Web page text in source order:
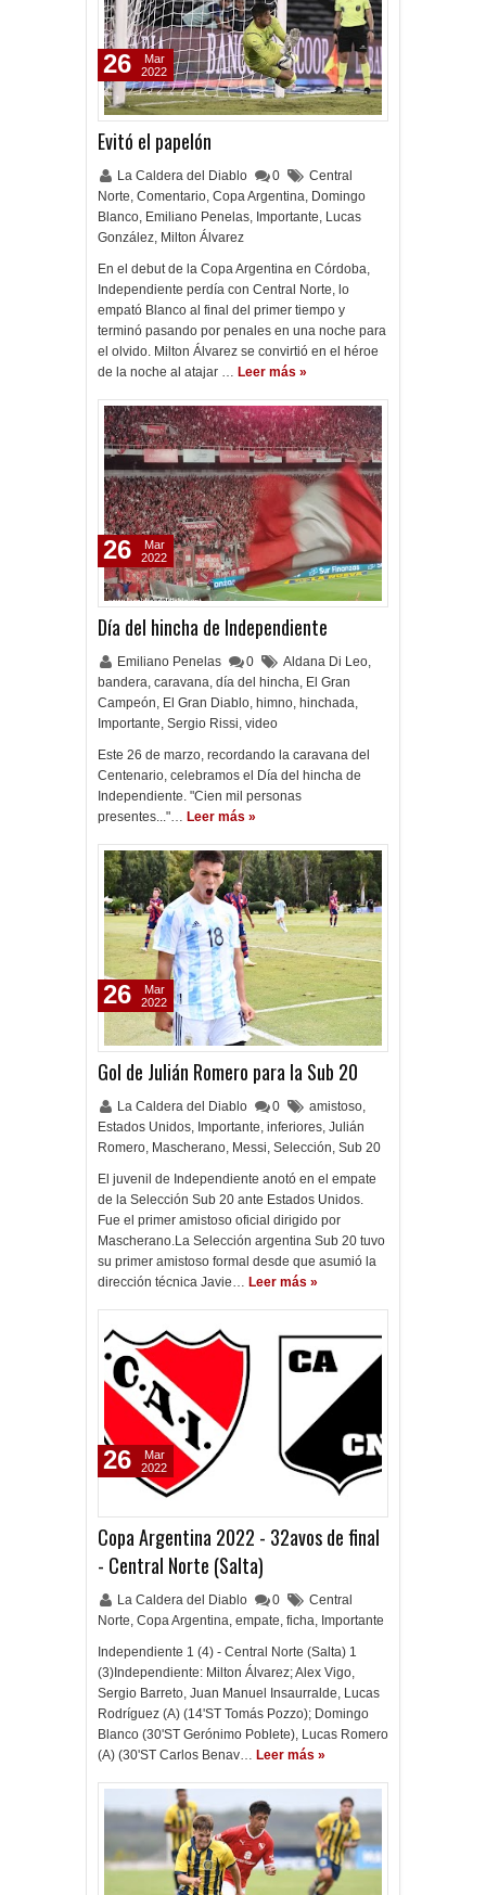
Evitó el papelón
La Caldera del Diablo 0
Central
Norte, Comentario, Copa Argentina, Domingo
Blanco, Emiliano Penelas, Importante, Lucas
González, Milton Álvarez
En el debut de la Copa Argentina en Córdoba,
Independiente perdía con Central Norte, lo
empató Blanco al final del primer tiempo y
terminó pasando por penales en una noche para
el olvido. Milton Álvarez se convirtió en el héroe
de la noche al atajar … Leer más »
26
Mar
2022
Día del hincha de Independiente
Emiliano Penelas 0 Aldana Di Leo,
bandera, caravana, día del hincha, El Gran
Campeón, El Gran Diablo, himno, hinchada,
Importante, Sergio Rissi, video
Este 26 de marzo, recordando la caravana del
Centenario, celebramos el Día del hincha de
Independiente. "Cien mil personas
presentes..."… Leer más »
26
Mar
2022
Gol de Julián Romero para la Sub 20
La Caldera del Diablo 0 amistoso,
Estados Unidos, Importante, inferiores, Julián
Romero, Mascherano, Messi, Selección, Sub 20
El juvenil de Independiente anotó en el empate
de la Selección Sub 20 ante Estados Unidos.
Fue el primer amistoso oficial dirigido por
Mascherano.La Selección argentina Sub 20 tuvo
su primer amistoso formal desde que asumió la
dirección técnica Javie… Leer más »
26
Mar
2022
Copa Argentina 2022 - 32avos de final
- Central Norte (Salta)
La Caldera del Diablo 0
Central
Norte, Copa Argentina, empate, ficha, Importante
Independiente 1 (4) - Central Norte (Salta) 1
(3)Independiente: Milton Álvarez; Alex Vigo,
Sergio Barreto, Juan Manuel Insaurralde, Lucas
Rodríguez (A) (14'ST Tomás Pozzo); Domingo
Blanco (30'ST Gerónimo Poblete), Lucas Romero
(A) (30'ST Carlos Benav… Leer más »
26
Mar
2022